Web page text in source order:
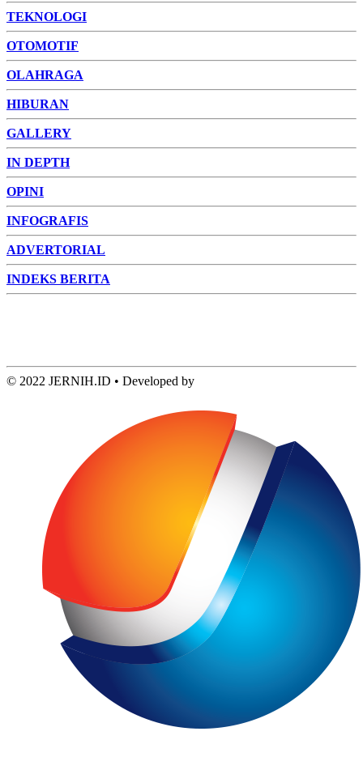
TEKNOLOGI
OTOMOTIF
OLAHRAGA
HIBURAN
GALLERY
IN DEPTH
OPINI
INFOGRAFIS
ADVERTORIAL
INDEKS BERITA
© 2022 JERNIH.ID • Developed by